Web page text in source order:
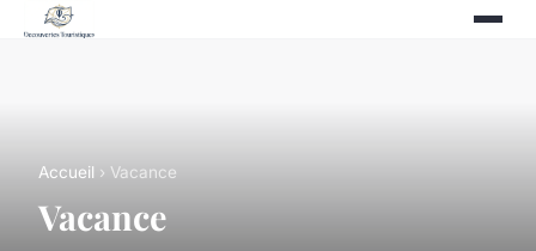
Accueil › Vacance
Vacance